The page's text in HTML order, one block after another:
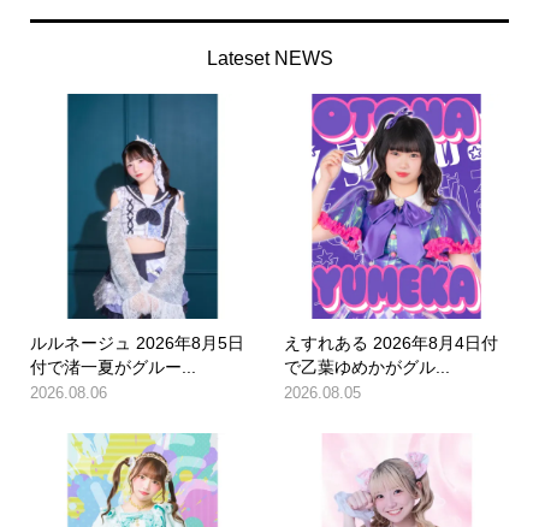
Lateset NEWS
ルルネージュ 2026年8月5日
付で渚一夏がグルー...
2026.08.06
えすれある 2026年8月4日付
で乙葉ゆめかがグル...
2026.08.05